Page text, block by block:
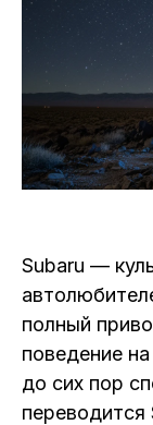
Subaru —
полный
поведение
до сих пор
переводится